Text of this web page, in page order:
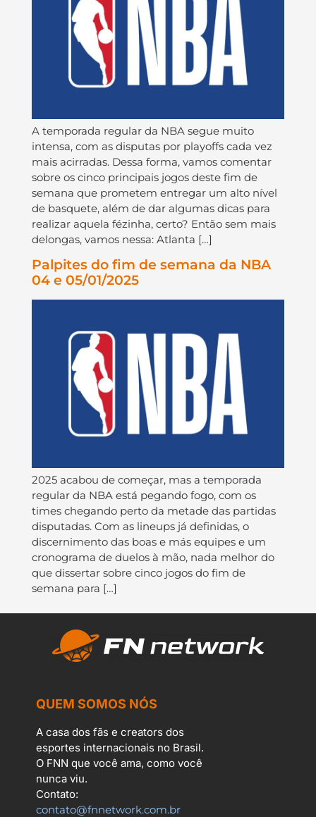
A temporada regular da NBA segue muito
intensa, com as disputas por playoffs cada vez
mais acirradas. Dessa forma, vamos comentar
sobre os cinco principais jogos deste fim de
semana que prometem entregar um alto nível
de basquete, além de dar algumas dicas para
realizar aquela fézinha, certo? Então sem mais
delongas, vamos nessa: Atlanta […]
Palpites do fim de semana da NBA
04 e 05/01/2025
2025 acabou de começar, mas a temporada
regular da NBA está pegando fogo, com os
times chegando perto da metade das partidas
disputadas. Com as lineups já definidas, o
discernimento das boas e más equipes e um
cronograma de duelos à mão, nada melhor do
que dissertar sobre cinco jogos do fim de
semana para […]
QUEM SOMOS NÓS
A casa dos fãs e creators dos
esportes internacionais no Brasil.
O FNN que você ama, como você
nunca viu.
Contato:
contato@fnnetwork.com.br